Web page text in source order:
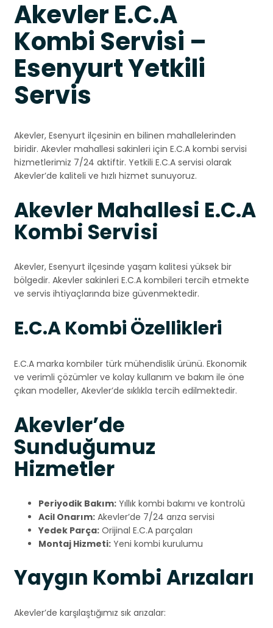
Akevler E.C.A
Kombi Servisi –
Esenyurt Yetkili
Servis
Akevler, Esenyurt ilçesinin en bilinen mahallelerinden
biridir. Akevler mahallesi sakinleri için E.C.A kombi servisi
hizmetlerimiz 7/24 aktiftir. Yetkili E.C.A servisi olarak
Akevler’de kaliteli ve hızlı hizmet sunuyoruz.
Akevler Mahallesi E.C.A
Kombi Servisi
Akevler, Esenyurt ilçesinde yaşam kalitesi yüksek bir
bölgedir. Akevler sakinleri E.C.A kombileri tercih etmekte
ve servis ihtiyaçlarında bize güvenmektedir.
E.C.A Kombi Özellikleri
E.C.A marka kombiler türk mühendislik ürünü. Ekonomik
ve verimli çözümler ve kolay kullanım ve bakım ile öne
çıkan modeller, Akevler’de sıklıkla tercih edilmektedir.
Akevler’de
Sunduğumuz
Hizmetler
Periyodik Bakım: Yıllık kombi bakımı ve kontrolü
Acil Onarım: Akevler’de 7/24 arıza servisi
Yedek Parça: Orijinal E.C.A parçaları
Montaj Hizmeti: Yeni kombi kurulumu
Yaygın Kombi Arızaları
Akevler’de karşılaştığımız sık arızalar: